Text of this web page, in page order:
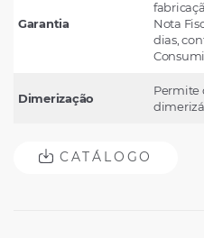
Garantia
Nota
dias,
Dimerização
Permite
CATÁLOGO